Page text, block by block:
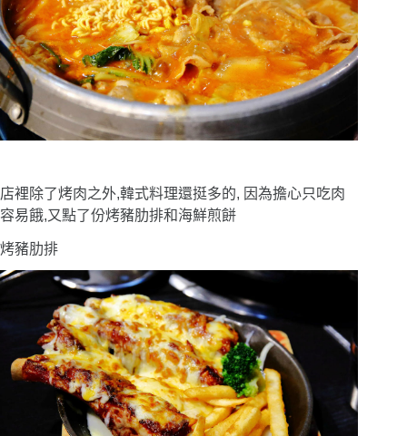
店裡除了烤肉之外,韓式料理還挺多的, 因為擔心只吃肉
容易餓,又點了份烤豬肋排和海鮮煎餅
烤豬肋排